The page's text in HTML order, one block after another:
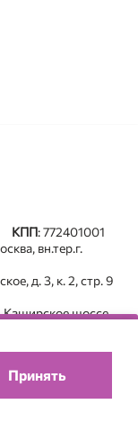
КПП: 772401001
вн.тер.г.
д. 3, к. 2, стр. 9
Каширское шоссе,
Принять